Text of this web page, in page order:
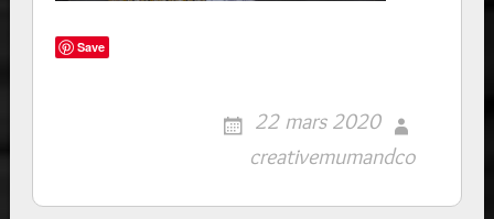
Save
22 mars 2020
creativemumandco